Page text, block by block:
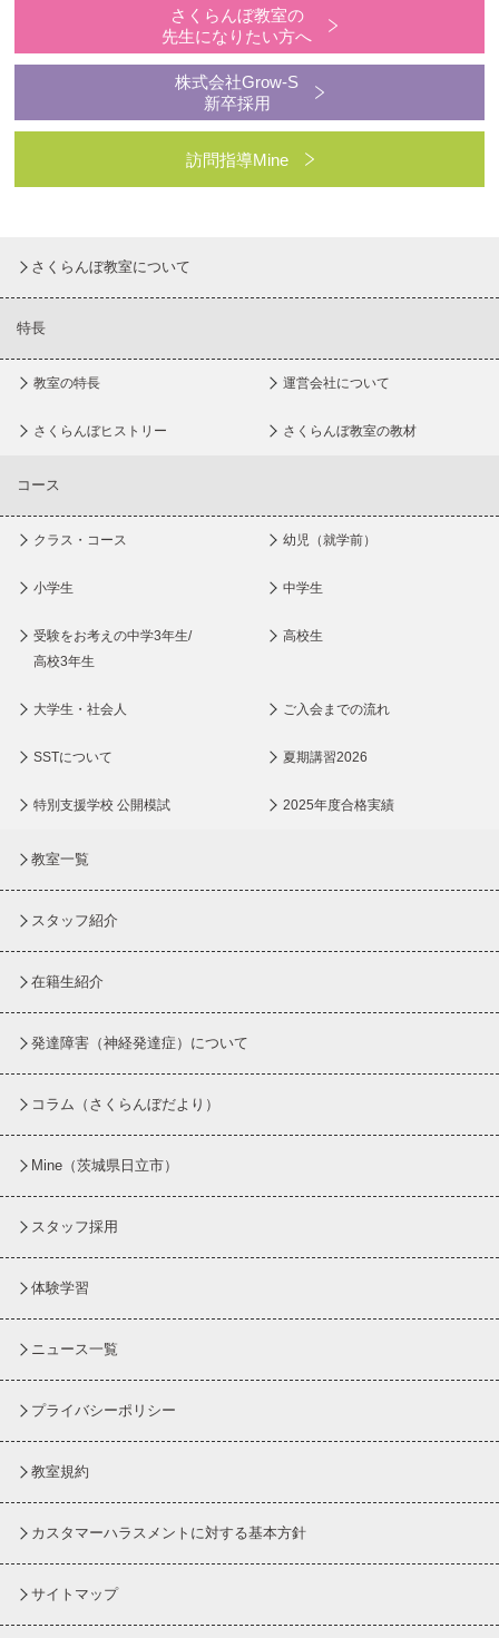
さくらんぼ教室の
先生になりたい方へ
株式会社Grow-S
新卒採用
訪問指導Mine
さくらんぼ教室について
特長
教室の特長 運営会社について
さくらんぼヒストリー さくらんぼ教室の教材
コース
クラス・コース 幼児（就学前）
小学生 中学生
受験をお考えの中学3年生/
高校3年生
高校生
大学生・社会人 ご入会までの流れ
SSTについて 夏期講習2026
特別支援学校 公開模試 2025年度合格実績
教室一覧
スタッフ紹介
在籍生紹介
発達障害（神経発達症）について
コラム （さくらんぼだより）
Mine（茨城県日立市）
スタッフ採用
体験学習
ニュース一覧
プライバシーポリシー
教室規約
カスタマーハラスメントに対する基本方針
サイトマップ